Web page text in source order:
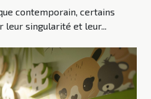
contemporain, certains
leur singularité et leur...